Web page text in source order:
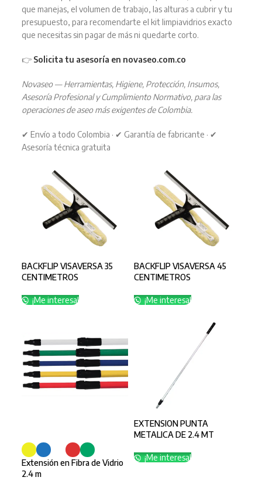
que manejas, el volumen de trabajo, las alturas a cubrir y tu
presupuesto, para recomendarte el kit limpiavidrios exacto
que necesitas sin pagar de más ni quedarte corto.
👉 Solicita tu asesoría en novaseo.com.co
Novaseo — Herramientas, Higiene, Protección, Insumos,
Asesoría Profesional y Cumplimiento Normativo, para las
operaciones de aseo más exigentes de Colombia.
✔ Envío a todo Colombia · ✔ Garantía de fabricante · ✔
Asesoría técnica gratuita
BACKFLIP VISAVERSA 35
CENTIMETROS
¡Me interesa!
BACKFLIP VISAVERSA 45
CENTIMETROS
¡Me interesa!
Extensión en Fibra de Vidrio
2.4 m
EXTENSION PUNTA
METALICA DE 2.4 MT
¡Me interesa!